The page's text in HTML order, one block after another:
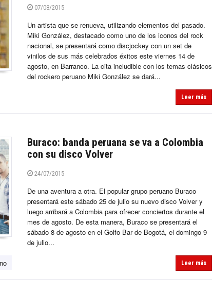
07/08/2015
Un artista que se renueva, utilizando elementos del pasado.
Miki González, destacado como uno de los iconos del rock
nacional, se presentará como discjockey con un set de
vinilos de sus más celebrados éxitos este viernes 14 de
agosto, en Barranco. La cita ineludible con los temas clásicos
del rockero peruano Miki González se dará...
Leer más
Buraco: banda peruana se va a Colombia
con su disco Volver
24/07/2015
De una aventura a otra. El popular grupo peruano Buraco
presentará este sábado 25 de julio su nuevo disco Volver y
luego arribará a Colombia para ofrecer conciertos durante el
mes de agosto. De esta manera, Buraco se presentará el
sábado 8 de agosto en el Golfo Bar de Bogotá, el domingo 9
de julio...
Leer más